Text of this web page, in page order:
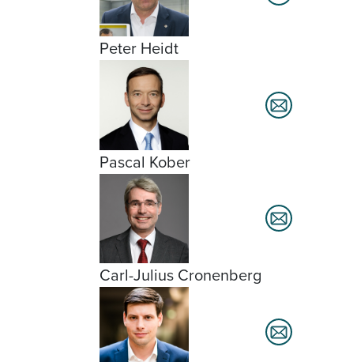
Peter Heidt
Pascal Kober
Carl-Julius Cronenberg